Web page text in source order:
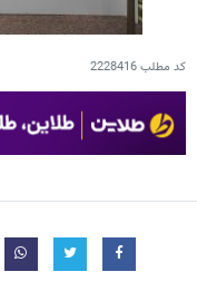
کد مطلب2228416